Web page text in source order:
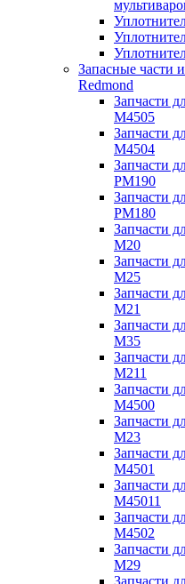
Запасные части
Redmond
Запчасти
M4505
Запчасти
M4504
Запчасти
PM190
Запчасти
PM180
Запчасти
M20
Запчасти
M25
Запчасти
M21
Запчасти
M35
Запчасти
M211
Запчасти
M4500
Запчасти
M23
Запчасти
M4501
Запчасти
M45011
Запчасти
M4502
Запчасти
M29
Запчасти